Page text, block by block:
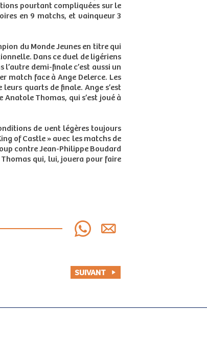
pourtant compliquées sur le
en 9 matchs, et vainqueur 3
du Monde Jeunes en titre qui
Dans ce duel de ligériens
demi-finale c’est aussi un
match face à Ange Delerce. Les
quarts de finale. Ange s’est
Thomas, qui s’est joué à
de vent légères toujours
of Castle » avec les matchs de
contre Jean-Philippe Boudard
qui, lui, jouera pour faire
SUIVANT